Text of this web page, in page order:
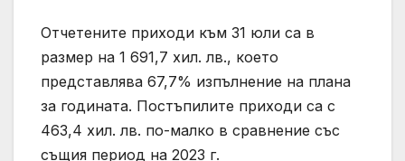
Отчетените приходи към 31 юли са в
размер на 1 691,7 хил. лв., което
представлява 67,7% изпълнение на плана
за годината. Постъпилите приходи са с
463,4 хил. лв. по-малко в сравнение със
същия период на 2023 г.